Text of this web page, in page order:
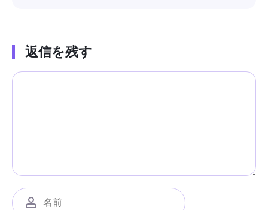
返信を残す